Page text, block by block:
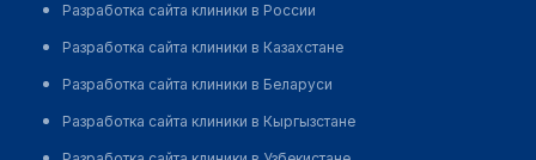
Разработка сайта клиники в России
Разработка сайта клиники в Казахстане
Разработка сайта клиники в Беларуси
Разработка сайта клиники в Кыргызстане